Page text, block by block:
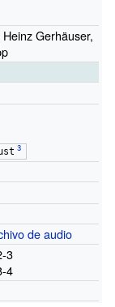
Heinz Gerhäuser,
de audio
3
4